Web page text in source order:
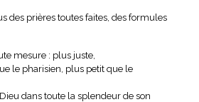
des prières toutes faites, des formules
mesure : plus juste,
le pharisien, plus petit que le
dans toute la splendeur de son